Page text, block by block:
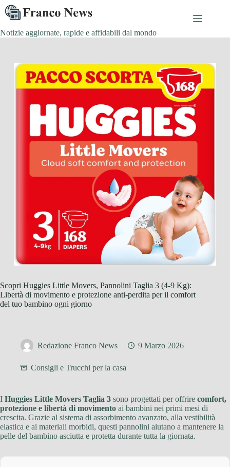
Salta
al
contenuto
Notizie aggiornate, rapide e affidabili dal mondo
Scopri Huggies Little Movers, Pannolini Taglia 3 (4-9 Kg):
Libertà di movimento e protezione anti-perdita per il comfort
del tuo bambino ogni giorno
Redazione Franco News 9 Marzo 2026
Consigli e Trucchi per la casa
I Huggies Little Movers Taglia 3 sono progettati per offrire comfort,
protezione e libertà di movimento ai bambini nei primi mesi di
crescita. Grazie al sistema di assorbimento avanzato, alla vestibilità
elastica e ai materiali morbidi, questi pannolini aiutano a mantenere la
pelle del bambino asciutta e protetta durante tutta la giornata.